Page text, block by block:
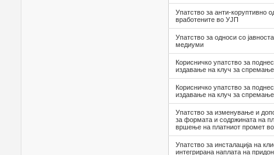
Упатство за анти-коруптивно
вработените во УЈП
Упатство за односи со
медиуми
Корисничко упатство за
издавање на клуч за
Корисничко упатство за
издавање на клуч за
Упатство за изменување и
за формата и содржината на
вршење на платниот промет во
Упатство за инсталација на
интегрирана наплата на